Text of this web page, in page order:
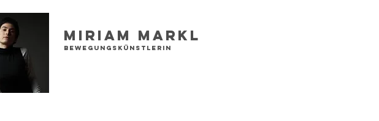
Miriam Markl
Bewegungskünstlerin